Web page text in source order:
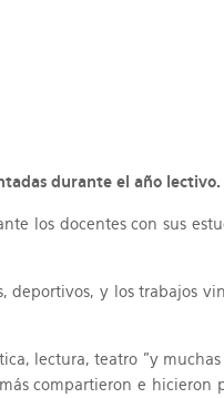
durante el año lectivo.
los docentes con sus
deportivos, y los trabajos
lectura, teatro "y
compartieron e hicieron